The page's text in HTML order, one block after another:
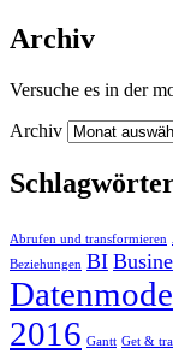
Archiv
Versuche es in der
Archiv
Abrufen und transformieren
Beziehungen BI
2016 Gantt Get &